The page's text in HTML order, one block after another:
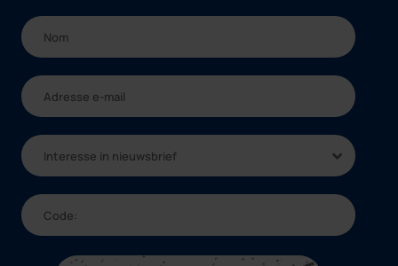
Interesse in nieuwsbrief